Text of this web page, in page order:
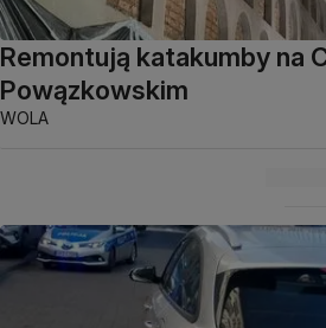
Remontują katakumby na
Powązkowskim
WOLA